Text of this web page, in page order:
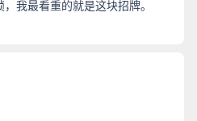
我最看重的就是这块招牌。